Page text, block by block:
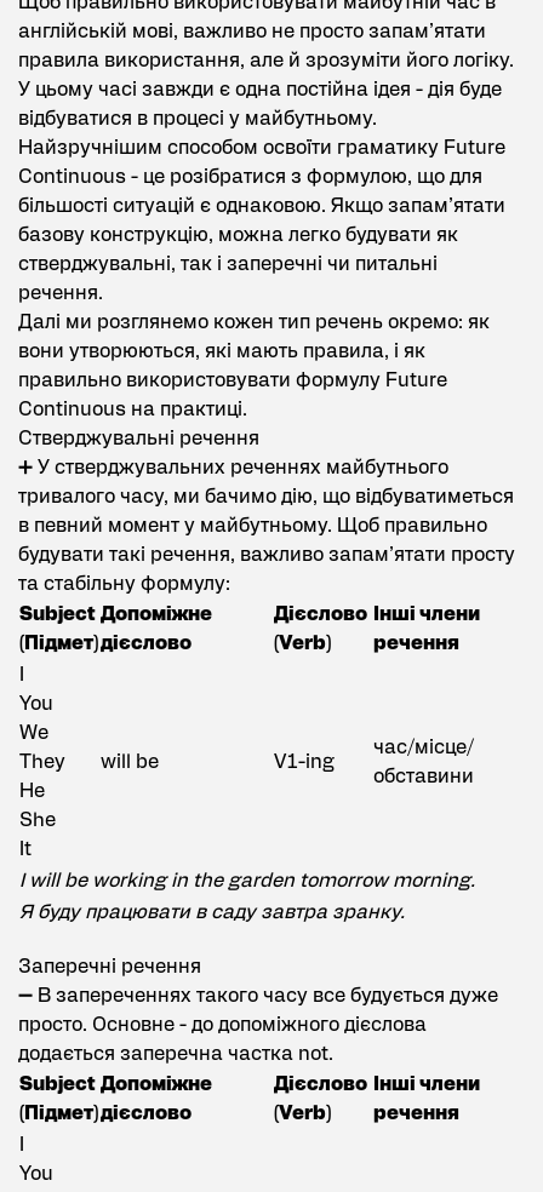
англійській мові, важливо не просто запам’ятати
правила використання, але й зрозуміти його логіку.
У цьому часі завжди є одна постійна ідея - дія буде
відбуватися в процесі у майбутньому.
Найзручнішим способом освоїти граматику Future
Continuous - це розібратися з формулою, що для
більшості ситуацій є однаковою. Якщо запам’ятати
базову конструкцію, можна легко будувати як
стверджувальні, так і заперечні чи питальні
речення.
Далі ми розглянемо кожен тип речень окремо: як
вони утворюються, які мають правила, і як
правильно використовувати формулу Future
Continuous на практиці.
Стверджувальні речення
➕ У стверджувальних реченнях майбутнього
тривалого часу, ми бачимо дію, що відбуватиметься
в певний момент у майбутньому. Щоб правильно
будувати такі речення, важливо запам’ятати просту
та стабільну формулу:
Subject
(Підмет)
Допоміжне
дієслово
Дієслово
(Verb)
Інші члени
речення
You
We
They
He
She
It
will be V1-ing
час/місце/
обставини
I will be working in the garden tomorrow morning.
Я буду працювати в саду завтра зранку.
Заперечні речення
➖ В запереченнях такого часу все будується дуже
просто. Основне - до допоміжного дієслова
додається заперечна частка not.
Subject
(Підмет)
Допоміжне
дієслово
Дієслово
(Verb)
Інші члени
речення
You